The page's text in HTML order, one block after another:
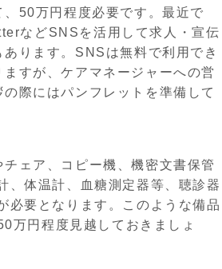
、50万円程度必要です。最近で
などSNSを活用して求人・宣伝
ります。SNSは無料で利用でき
すが、ケアマネージャーへの営
際にはパンフレットを準備して
ェア、コピー機、機密文書保管
、体温計、血糖測定器等、聴診器
必要となります。このような備品
万円程度見越しておきましょ